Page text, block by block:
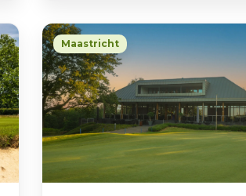
Maastricht